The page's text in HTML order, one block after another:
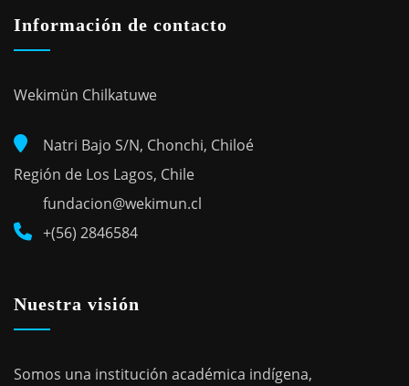
Información de contacto
Wekimün Chilkatuwe
Natri Bajo S/N, Chonchi, Chiloé
Región de Los Lagos, Chile
fundacion@wekimun.cl
+(56) 2846584
Nuestra visión
Somos una institución académica indígena,